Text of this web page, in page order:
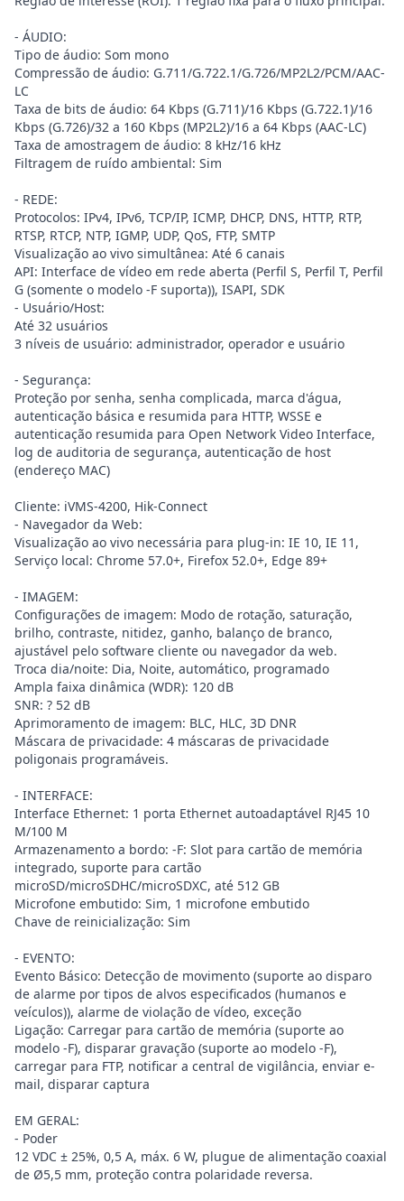
- ÁUDIO:
Tipo de áudio: Som mono
Compressão de áudio: G.711/G.722.1/G.726/MP2L2/PCM/AAC-
LC
Taxa de bits de áudio: 64 Kbps (G.711)/16 Kbps (G.722.1)/16
Kbps (G.726)/32 a 160 Kbps (MP2L2)/16 a 64 Kbps (AAC-LC)
Taxa de amostragem de áudio: 8 kHz/16 kHz
Filtragem de ruído ambiental: Sim
- REDE:
Protocolos: IPv4, IPv6, TCP/IP, ICMP, DHCP, DNS, HTTP, RTP,
RTSP, RTCP, NTP, IGMP, UDP, QoS, FTP, SMTP
Visualização ao vivo simultânea: Até 6 canais
API: Interface de vídeo em rede aberta (Perfil S, Perfil T, Perfil
G (somente o modelo -F suporta)), ISAPI, SDK
- Usuário/Host:
Até 32 usuários
3 níveis de usuário: administrador, operador e usuário
- Segurança:
Proteção por senha, senha complicada, marca d'água,
autenticação básica e resumida para HTTP, WSSE e
autenticação resumida para Open Network Video Interface,
log de auditoria de segurança, autenticação de host
(endereço MAC)
Cliente: iVMS-4200, Hik-Connect
- Navegador da Web:
Visualização ao vivo necessária para plug-in: IE 10, IE 11,
Serviço local: Chrome 57.0+, Firefox 52.0+, Edge 89+
- IMAGEM:
Configurações de imagem: Modo de rotação, saturação,
brilho, contraste, nitidez, ganho, balanço de branco,
ajustável pelo software cliente ou navegador da web.
Troca dia/noite: Dia, Noite, automático, programado
Ampla faixa dinâmica (WDR): 120 dB
SNR: ? 52 dB
Aprimoramento de imagem: BLC, HLC, 3D DNR
Máscara de privacidade: 4 máscaras de privacidade
poligonais programáveis.
- INTERFACE:
Interface Ethernet: 1 porta Ethernet autoadaptável RJ45 10
M/100 M
Armazenamento a bordo: -F: Slot para cartão de memória
integrado, suporte para cartão
microSD/microSDHC/microSDXC, até 512 GB
Microfone embutido: Sim, 1 microfone embutido
Chave de reinicialização: Sim
- EVENTO:
Evento Básico: Detecção de movimento (suporte ao disparo
de alarme por tipos de alvos especificados (humanos e
veículos)), alarme de violação de vídeo, exceção
Ligação: Carregar para cartão de memória (suporte ao
modelo -F), disparar gravação (suporte ao modelo -F),
carregar para FTP, notificar a central de vigilância, enviar e-
mail, disparar captura
EM GERAL:
- Poder
12 VDC ± 25%, 0,5 A, máx. 6 W, plugue de alimentação coaxial
de Ø5,5 mm, proteção contra polaridade reversa.